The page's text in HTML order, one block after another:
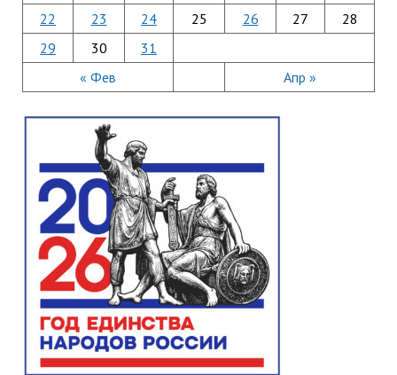
« Фев Апр »
22
23 24 25 26 27
28
29
30 31